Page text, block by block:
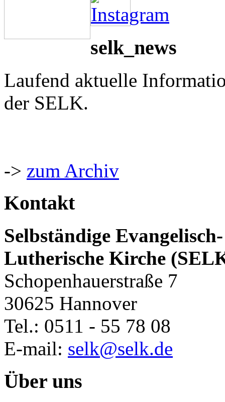
selk_news
Laufend aktuelle
der SELK.
-> zum Archiv
Kontakt
Selbständige Evangelisch-
Lutherische Kirche
Schopenhauerstraße 7
30625 Hannover
Tel.: 0511 - 55 78 08
E-mail: selk@selk.de
Über uns